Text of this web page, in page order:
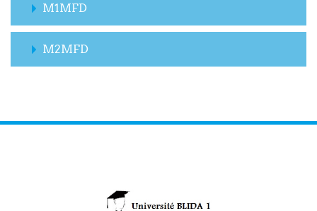
M1MFD
M2MFD